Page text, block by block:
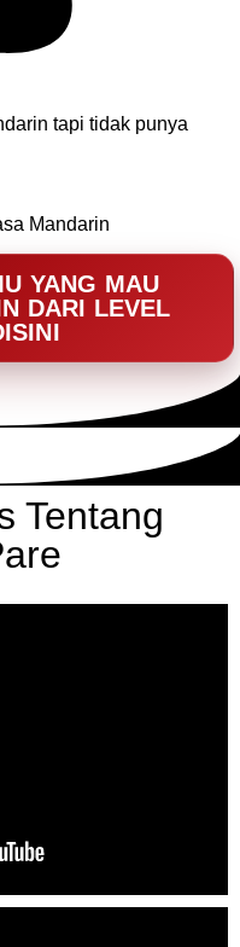
tapi tidak punya
YANG MAU
DARI LEVEL
Tentang